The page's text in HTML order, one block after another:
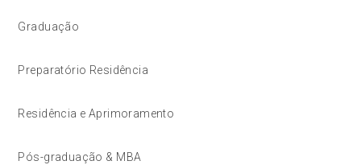
Graduação
Preparatório Residência
Residência e Aprimoramento
Pós-graduação & MBA